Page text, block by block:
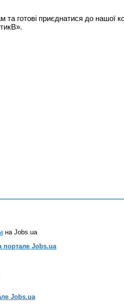
та готові приєднатися до
на Jobs.ua
портале Jobs.ua
Jobs.ua